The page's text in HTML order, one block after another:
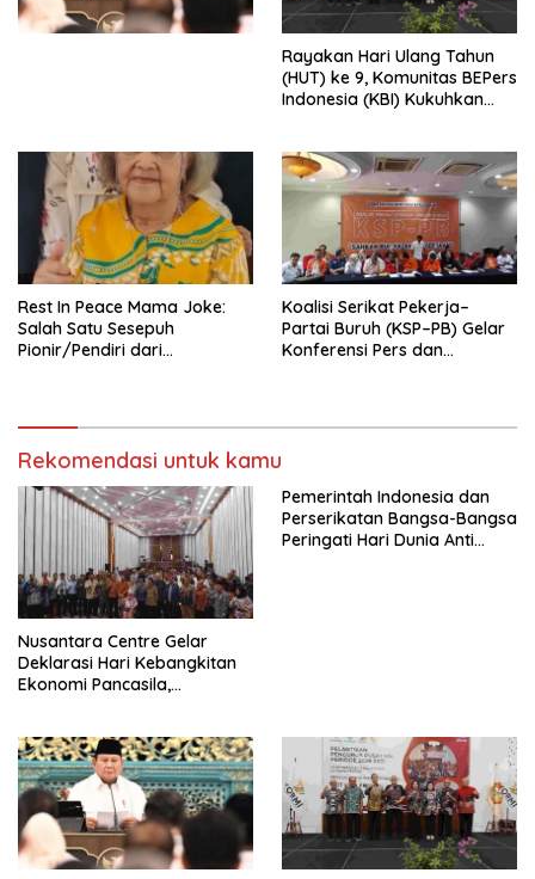
Kesejahteraan Sosial dalam
Rayakan Hari Ulang Tahun
(HUT) ke 9, Komunitas BEPers
Indonesia (KBI) Kukuhkan
Tema: “Penguatan dan
Pengembangan Organisasi
KBI yang Berbasis Riset di
seluruh Indonesia dan
Mancanegara”.
Rest In Peace Mama Joke:
Salah Satu Sesepuh
Pionir/Pendiri dari
Kasih Allah.
Koalisi Serikat Pekerja–
Partai Buruh (KSP–PB) Gelar
Konferensi Pers dan
RUU Ketenagakerjaan Baru.
Rekomendasi untuk kamu
Nusantara Centre Gelar
Deklarasi Hari Kebangkitan
Ekonomi Pancasila,
Penjajahan (Pergolakan
Ekonomi Politik Indonesia) &
Simposium Nasional “Urgensi
Undang-Undang
Perekonomian Nasional dan
Kesejahteraan Sosial dalam
Pemerintah Indonesia dan
Perserikatan Bangsa-Bangsa
Peringati Hari Dunia Anti